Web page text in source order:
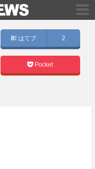
はてブ 2
Pocket